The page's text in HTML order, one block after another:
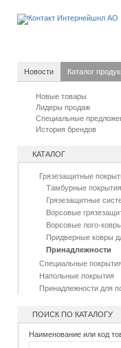
Новости Каталог
Новые товары
Лидеры продаж
Специальные
История брендов
КАТАЛОГ
Грязезащитные
Тамбурные покрытия
Грязезащитные
Ворсовые
Ворсовые лого-ковры
Придверные ковры
Принадлежности
Специальные
Напольные покрытия
Принадлежности для
ПОИСК ПО КАТАЛОГУ
Наименование или код